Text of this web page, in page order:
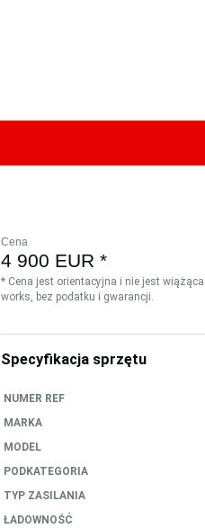
Cena
4 900 EUR *
* Cena jest orientacyjna i nie jest
works, bez podatku i gwarancji.
Specyfikacja sprzętu
NUMER REF
MARKA
MODEL
PODKATEGORIA
TYP ZASILANIA
ŁADOWNOŚĆ